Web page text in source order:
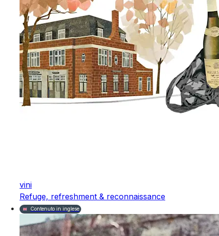
vini
Refuge, refreshment & reconnaissance
Contenuto in inglese